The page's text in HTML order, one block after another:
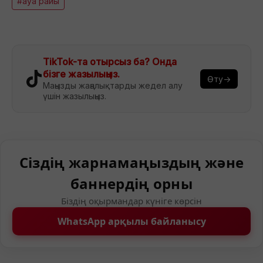
TikTok-та отырсыз ба? Онда
бізге жазылыңыз.
Маңызды жаңалықтарды жедел алу
үшін жазылыңыз.
Өту→
Сіздің жарнамаңыздың және
баннердің орны
Біздің оқырмандар күніге көрсін
WhatsApp арқылы байланысу